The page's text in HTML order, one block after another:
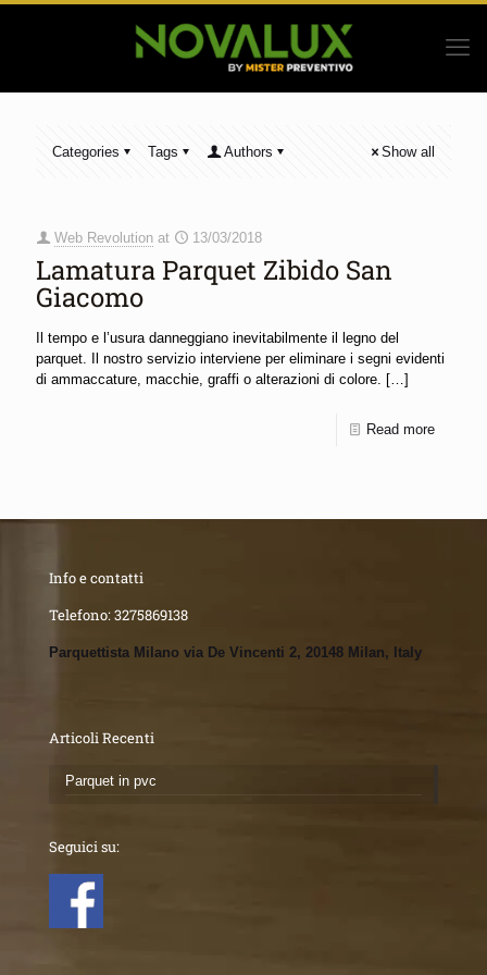
Categories Tags Authors Show all
Web Revolution at 13/03/2018
Lamatura Parquet Zibido San
Giacomo
Il tempo e l’usura danneggiano inevitabilmente il legno del
parquet. Il nostro servizio interviene per eliminare i segni evidenti
di ammaccature, macchie, graffi o alterazioni di colore. […]
Read more
Info e contatti
Telefono:3275869138
Parquettista Milano via De Vincenti 2, 20148 Milan, Italy
Articoli Recenti
Parquet in pvc
Seguici su: